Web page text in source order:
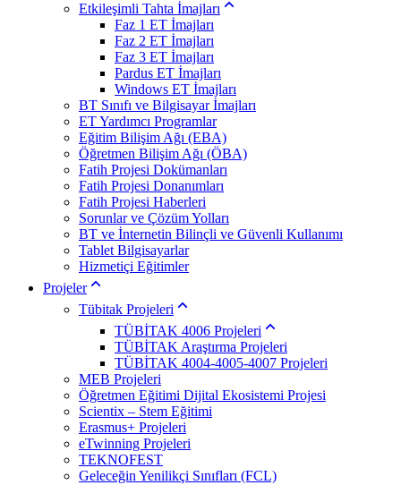
Etkileşimli Tahta İmajları
Faz 1 ET İmajları
Faz 2 ET İmajları
Faz 3 ET İmajları
Pardus ET İmajları
Windows ET İmajları
BT Sınıfı ve Bilgisayar İmajları
ET Yardımcı Programlar
Eğitim Bilişim Ağı (EBA)
Öğretmen Bilişim Ağı (ÖBA)
Fatih Projesi Dokümanları
Fatih Projesi Donanımları
Fatih Projesi Haberleri
Sorunlar ve Çözüm Yolları
BT ve İnternetin Bilinçli ve Güvenli Kullanımı
Tablet Bilgisayarlar
Hizmetiçi Eğitimler
Projeler
Tübitak Projeleri
TÜBİTAK 4006 Projeleri
TÜBİTAK Araştırma Projeleri
TÜBİTAK 4004-4005-4007 Projeleri
MEB Projeleri
Öğretmen Eğitimi Dijital Ekosistemi Projesi
Scientix – Stem Eğitimi
Erasmus+ Projeleri
eTwinning Projeleri
TEKNOFEST
Geleceğin Yenilikçi Sınıfları (FCL)